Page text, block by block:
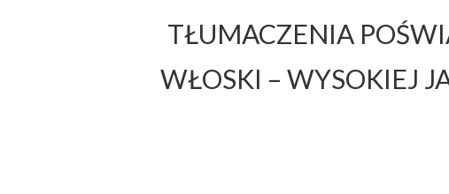
TŁUMACZENIA
WŁOSKI – WYSOKIEJ